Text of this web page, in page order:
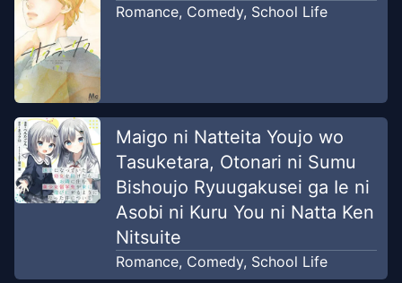
Romance, Comedy, School Life
Maigo ni Natteita Youjo wo
Tasuketara, Otonari ni Sumu
Bishoujo Ryuugakusei ga Ie ni
Asobi ni Kuru You ni Natta Ken
Nitsuite
Romance, Comedy, School Life